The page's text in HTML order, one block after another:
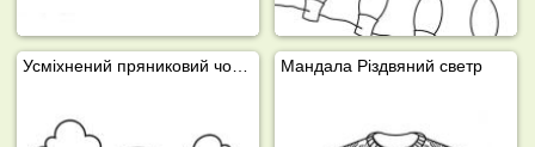
Мандала Різдвяний светр